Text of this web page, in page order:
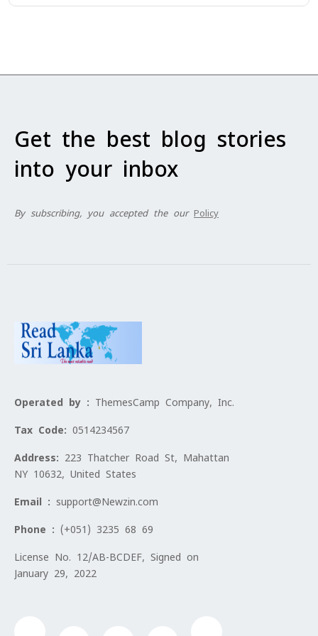
Get the best blog stories
into your inbox
By subscribing, you accepted the our Policy
Operated by : ThemesCamp Company, Inc.
Tax Code: 0514234567
Address: 223 Thatcher Road St, Mahattan
NY 10632, United States
Email : support@Newzin.com
Phone : (+051) 3235 68 69
License No. 12/AB-BCDEF, Signed on
January 29, 2022